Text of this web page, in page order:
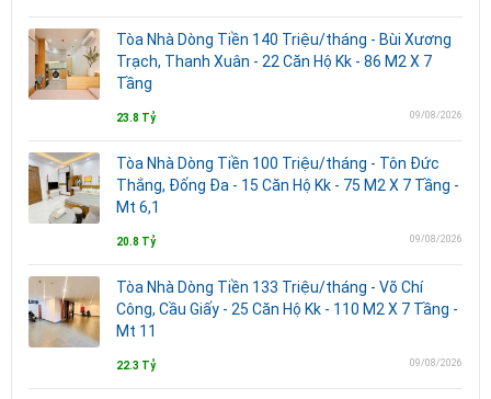
Tòa Nhà Dòng Tiền 140 Triệu/tháng - Bùi Xương
Trạch, Thanh Xuân - 22 Căn Hộ Kk - 86 M2 X 7
Tầng
23.8 Tỷ 09/08/2026
Tòa Nhà Dòng Tiền 100 Triệu/tháng - Tôn Đức
Thắng, Đống Đa - 15 Căn Hộ Kk - 75 M2 X 7 Tầng -
Mt 6,1
20.8 Tỷ 09/08/2026
Tòa Nhà Dòng Tiền 133 Triệu/tháng - Võ Chí
Công, Cầu Giấy - 25 Căn Hộ Kk - 110 M2 X 7 Tầng -
Mt 11
22.3 Tỷ 09/08/2026